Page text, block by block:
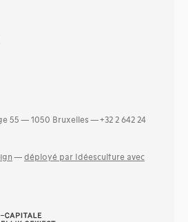
55 — 1050 Bruxelles — +32 2 642 24
— déployé par Idéesculture avec